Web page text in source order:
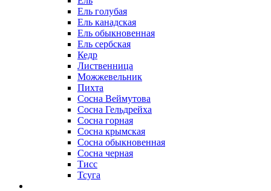
Ель голубая
Ель канадская
Ель обыкновенная
Ель сербская
Кедр
Лиственница
Можжевельник
Пихта
Сосна Веймутова
Сосна Гельдрейха
Сосна горная
Сосна крымская
Сосна обыкновенная
Сосна черная
Тисс
Тсуга